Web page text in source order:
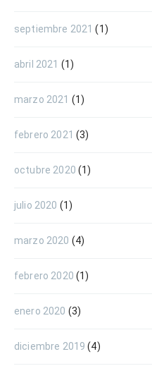
septiembre 2021 (1)
abril 2021 (1)
marzo 2021 (1)
febrero 2021 (3)
octubre 2020 (1)
julio 2020 (1)
marzo 2020 (4)
febrero 2020 (1)
enero 2020 (3)
diciembre 2019 (4)